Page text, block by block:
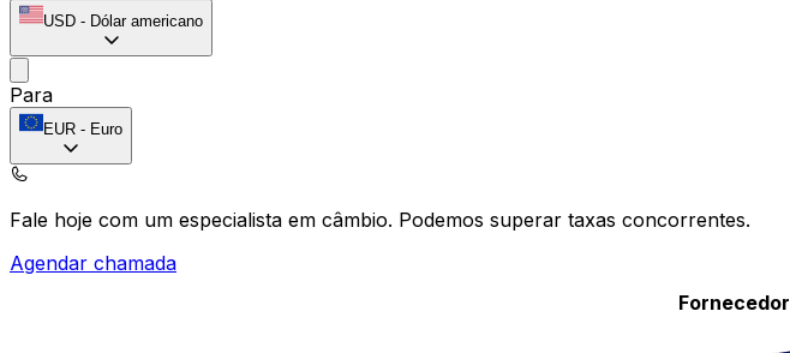
USD - Dólar americano
Para
EUR - Euro
Fale hoje com um especialista em câmbio. Podemos superar taxas concorrentes.
Agendar chamada
Fornecedor